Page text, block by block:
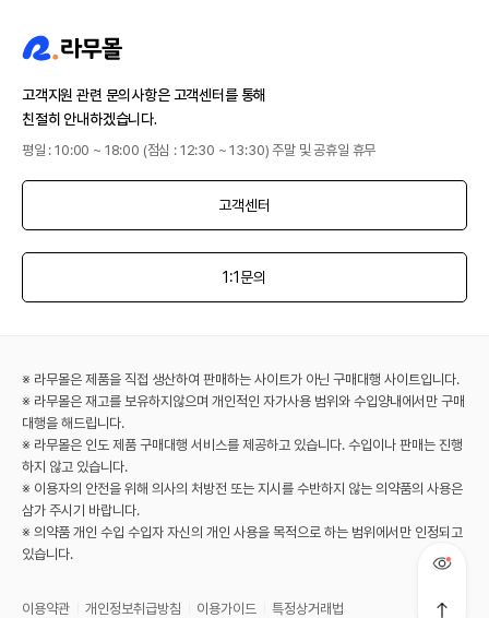
고객지원 관련 문의사항은 고객센터를 통해
친절히 안내하겠습니다.
평일 : 10:00 ~ 18:00 (점심 : 12:30 ~ 13:30) 주말 및 공휴일 휴무
고객센터
1:1문의
※ 라무몰은 제품을 직접 생산하여 판매하는 사이트가 아닌 구매대행 사이트입니다.
※ 라무몰은 재고를 보유하지않으며 개인적인 자가사용 범위와 수입양내에서만 구매
대행을 해드립니다.
※ 라무몰은 인도 제품 구매대행 서비스를 제공하고 있습니다. 수입이나 판매는 진행
하지 않고 있습니다.
※ 이용자의 안전을 위해 의사의 처방전 또는 지시를 수반하지 않는 의약품의 사용은
삼가 주시기 바랍니다.
※ 의약품 개인 수입 수입자 자신의 개인 사용을 목적으로 하는 범위에서만 인정되고
있습니다.
이용약관 개인정보취급방침 이용가이드 특정상거래법